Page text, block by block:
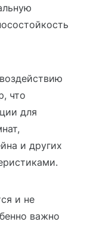
что
для
и других
и не
важно